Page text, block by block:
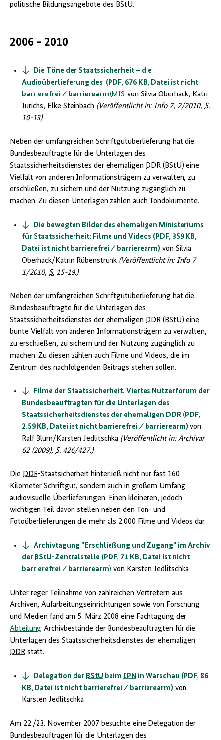
politische Bildungsangebote des BStU.
2006 – 2010
Die Töne der Staatssicherheit – die
Audioüberlieferung des (PDF, 676 KB, Datei ist nicht
barrierefrei ⁄ barrierearm) MfS von Silvia Oberhack, Katri
Jurichs, Elke Steinbach (Veröffentlicht in: Info 7, 2/2010, S.
10-13)
Neben der umfangreichen Schriftgutüberlieferung hat die
Bundesbeauftragte für die Unterlagen des
Staatssicherheitsdienstes der ehemaligen DDR ( BStU) eine
Vielfalt von anderen Informationsträgern zu verwalten, zu
erschließen, zu sichern und der Nutzung zugänglich zu
machen. Zu diesen Unterlagen zählen auch Tondokumente.
Die bewegten Bilder des ehemaligen Ministeriums
für Staatssicherheit: Filme und Videos (PDF, 359 KB,
Datei ist nicht barrierefrei ⁄ barrierearm) von Silvia
Oberhack/Katrin Rübenstrunk (Veröffentlicht in: Info 7
1/2010, S. 15-19.)
Neben der umfangreichen Schriftgutüberlieferung hat die
Bundesbeauftragte für die Unterlagen des
Staatssicherheitsdienstes der ehemaligen DDR ( BStU) eine
bunte Vielfalt von anderen Informationsträgern zu verwalten,
zu erschließen, zu sichern und der Nutzung zugänglich zu
machen. Zu diesen zählen auch Filme und Videos, die im
Zentrum des nachfolgenden Beitrags stehen sollen.
Filme der Staatssicherheit. Viertes Nutzerforum der
Bundesbeauftragten für die Unterlagen des
Staatssicherheitsdienstes der ehemaligen DDR (PDF,
2.59 KB, Datei ist nicht barrierefrei ⁄ barrierearm) von
Ralf Blum/Karsten Jedlitschka (Veröffentlicht in: Archivar
62 (2009), S. 426/427.)
Die DDR-Staatsicherheit hinterließ nicht nur fast 160
Kilometer Schriftgut, sondern auch in großem Umfang
audiovisuelle Überlieferungen. Einen kleineren, jedoch
wichtigen Teil davon stellen neben den Ton- und
Fotoüberlieferungen die mehr als 2.000 Filme und Videos dar.
Archivtagung "Erschließung und Zugang" im Archiv
der BStU-Zentralstelle (PDF, 71 KB, Datei ist nicht
barrierefrei ⁄ barrierearm) von Karsten Jedlitschka
Unter reger Teilnahme von zahlreichen Vertretern aus
Archiven, Aufarbeitungseinrichtungen sowie von Forschung
und Medien fand am 5. März 2008 eine Fachtagung der
Abteilung Archivbestände der Bundesbeauftragten für die
Unterlagen des Staatssicherheitsdienstes der ehemaligen
DDR statt.
Delegation der BStU beim IPN in Warschau (PDF, 86
KB, Datei ist nicht barrierefrei ⁄ barrierearm) von
Karsten Jedlitschka
Am 22./23. November 2007 besuchte eine Delegation der
Bundesbeauftragen für die Unterlagen des